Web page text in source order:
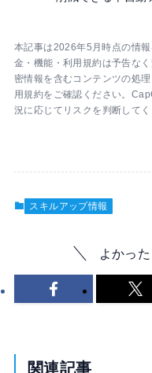
本記事は2026年5月時点の情
金・機能・利用規約は予告な
密情報を含むコンテンツの処
用規約をご確認ください。
況に応じてリスクを判断してく
スキルアップ情報
よかっ
関連記事